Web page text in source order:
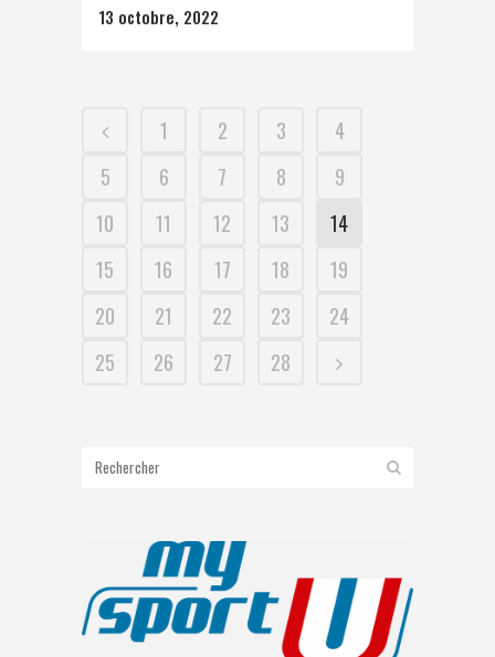
13 octobre, 2022
1 2 3
4
5
6 7 8
9
10
11 12 13
14
15
16 17 18
19
20
21 22 23
24
25
26 27 28